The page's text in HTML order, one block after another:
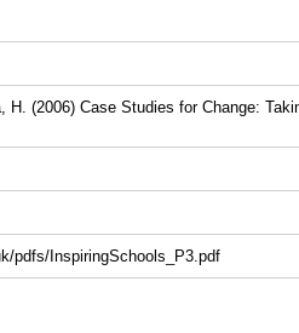
(2006) Case Studies for Change:
pdfs/InspiringSchools_P3.pdf